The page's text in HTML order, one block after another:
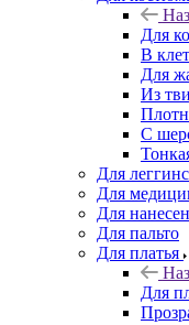
Для
В
Для
Из
С
Для
Для
Для
Для пальто
Для платья
Для